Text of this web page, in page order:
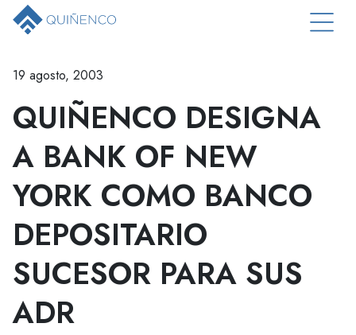
19 agosto, 2003
QUIÑENCO DESIGNA
A BANK OF NEW
YORK COMO BANCO
DEPOSITARIO
SUCESOR PARA SUS
ADR